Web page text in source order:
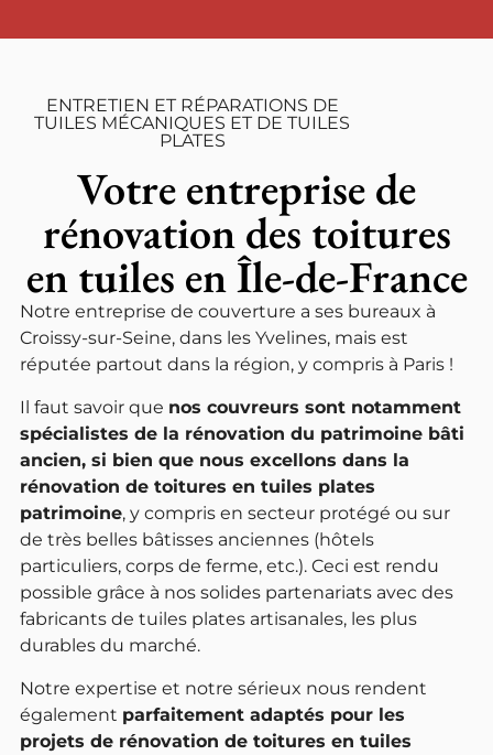
ENTRETIEN ET RÉPARATIONS DE
TUILES MÉCANIQUES ET DE TUILES
PLATES
Votre entreprise de
rénovation des toitures
en tuiles en Île-de-France
Notre entreprise de couverture a ses bureaux à
Croissy-sur-Seine, dans les Yvelines, mais est
réputée partout dans la région, y compris à Paris !
Il faut savoir que nos couvreurs sont notamment
spécialistes de la rénovation du patrimoine bâti
ancien, si bien que nous excellons dans la
rénovation de toitures en tuiles plates
patrimoine, y compris en secteur protégé ou sur
de très belles bâtisses anciennes (hôtels
particuliers, corps de ferme, etc.). Ceci est rendu
possible grâce à nos solides partenariats avec des
fabricants de tuiles plates artisanales, les plus
durables du marché.
Notre expertise et notre sérieux nous rendent
également parfaitement adaptés pour les
projets de rénovation de toitures en tuiles